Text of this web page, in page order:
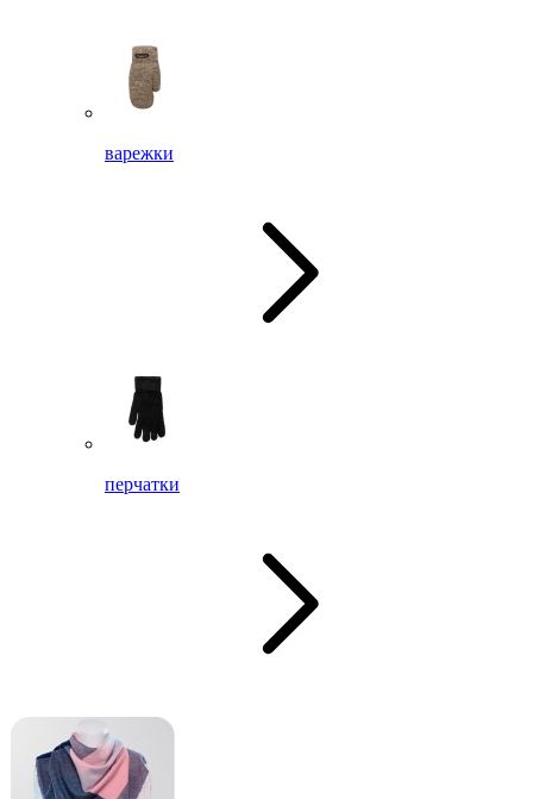
варежки
перчатки